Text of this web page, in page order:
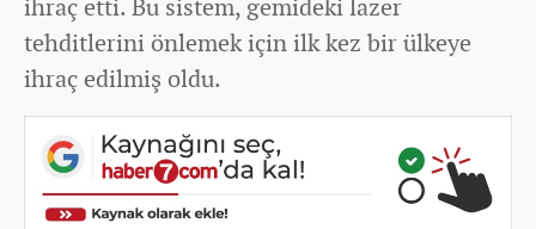
ihraç etti. Bu sistem, gemideki lazer
tehditlerini önlemek için ilk kez bir ülkeye
ihraç edilmiş oldu.